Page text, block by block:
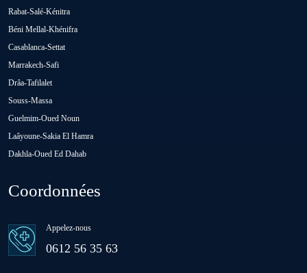
Oulad H'Riz Sahel
Oulad Saïd
Ras El Aïn
Rabat-Salé-Kénitra
Béni Mellal-Khénifra
Casablanca-Settat
Marrakech-Safi
Drâa-Tafilalet
Souss-Massa
Guelmim-Oued Noun
Laâyoune-Sakia El Hamra
Dakhla-Oued Ed Dahab
Coordonnées
Appelez-nous
0612 56 35 63